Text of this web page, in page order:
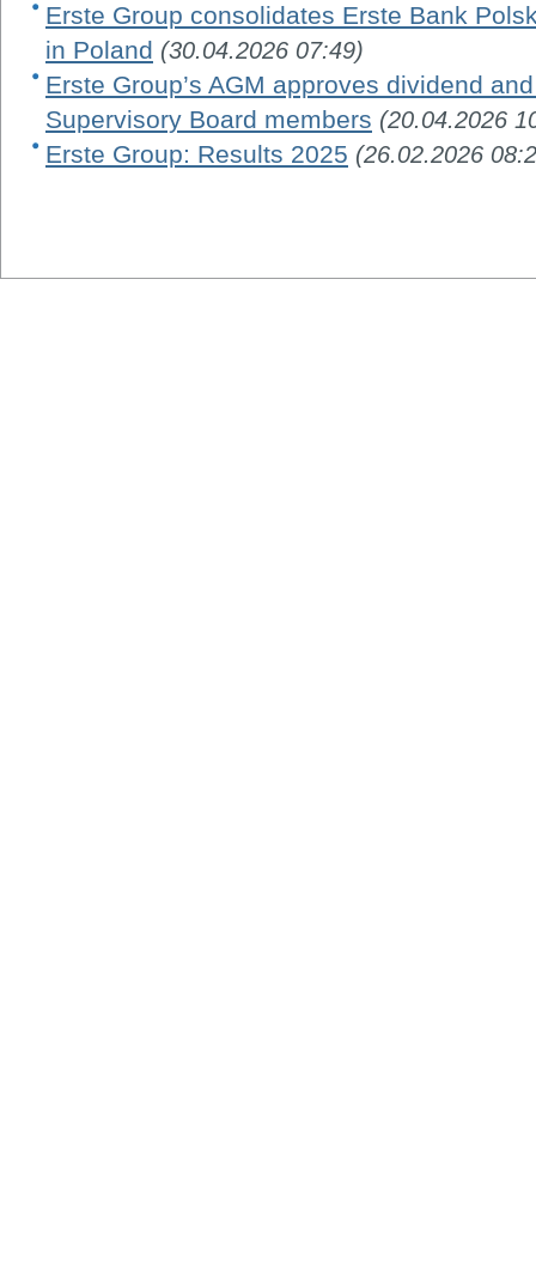
Erste Group consolidates Erste Bank
in Poland (30.04.2026 07:49)
Erste Group’s AGM approves dividend
Supervisory Board members (20.04.2026
Erste Group: Results 2025 (26.02.2026